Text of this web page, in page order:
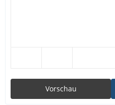
Vorschau